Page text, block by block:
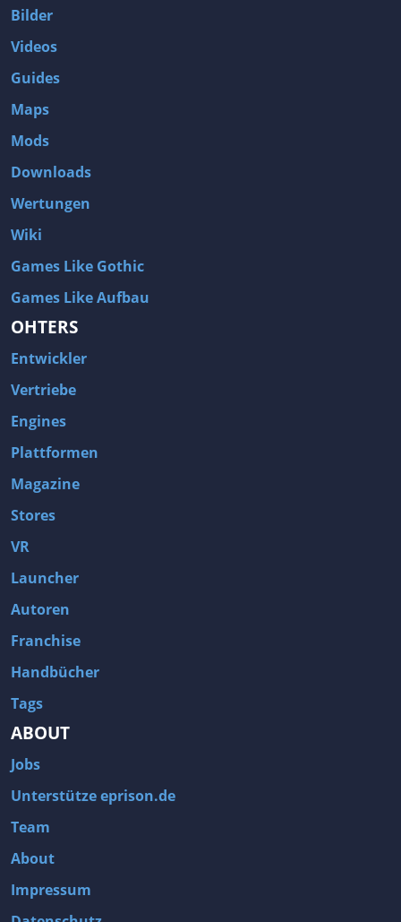
Bilder
Videos
Guides
Maps
Mods
Downloads
Wertungen
Wiki
Games Like Gothic
Games Like Aufbau
OHTERS
Entwickler
Vertriebe
Engines
Plattformen
Magazine
Stores
VR
Launcher
Autoren
Franchise
Handbücher
Tags
ABOUT
Jobs
Unterstütze eprison.de
Team
About
Impressum